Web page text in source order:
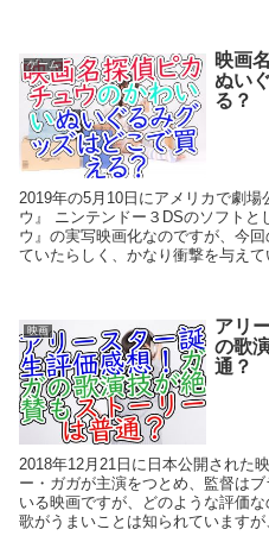
ゲーム
映画
ぬい
る？
2019年の5月10日にアメリカで劇
ウ』 ニンテンドー３DSのソフトと
ウ』の実写映画化なのですが、今
ていたらしく、かなり衝撃を与え
映画
アリ
の歌
通？
2018年12月21日に日本公開された
ー・ガガが主演をつとめ、監督は
いる映画ですが、どのような評価
歌がうまいことは知られています